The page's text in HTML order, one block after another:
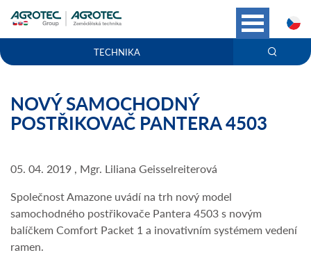
TECHNIKA
NOVÝ SAMOCHODNÝ
POSTŘIKOVAČ PANTERA 4503
05. 04. 2019 , Mgr. Liliana Geisselreiterová
Společnost Amazone uvádí na trh nový model
samochodného postřikovače Pantera 4503 s novým
balíčkem Comfort Packet 1 a inovativním systémem vedení
ramen.